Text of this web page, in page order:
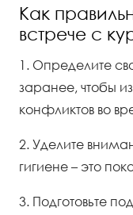
Как
встрече с
1. Определите
заранее, чтобы
конфликтов во
2. Уделите
гигиене – это
3. Подготовьте